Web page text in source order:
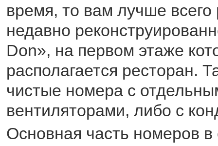
время, то вам лучше всего
недавно
Don», на первом этаже
располагается ресторан.
чистые номера с
вентиляторами, либо с
Основная часть номеров